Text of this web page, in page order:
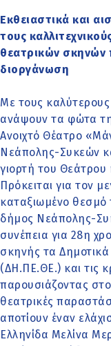
Εκθειαστικά και
τους
θεατρικών σκηνών
διοργάνωση
Με τους καλύτερους
ανάψουν τα φώτα
Ανοιχτό Θέατρο
Νεάπολης-Συκεών
γιορτή του Θεάτρου
Πρόκειται για τον
καταξιωμένο
δήμος Νεάπολης-
συνέπεια για 28η
σκηνής τα
(ΔΗ.ΠΕ.ΘΕ.) και τις
παρουσιάζοντας
θεατρικές
αποτίουν έναν
Ελληνίδα Μελίνα